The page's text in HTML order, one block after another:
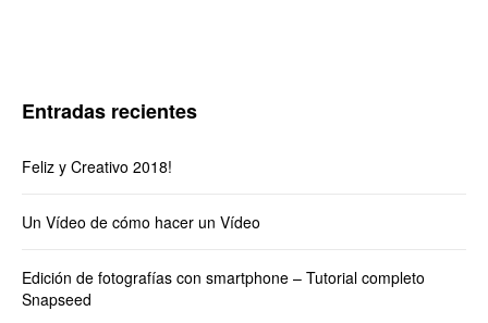
Entradas recientes
Feliz y Creativo 2018!
Un Vídeo de cómo hacer un Vídeo
Edición de fotografías con smartphone – Tutorial completo
Snapseed